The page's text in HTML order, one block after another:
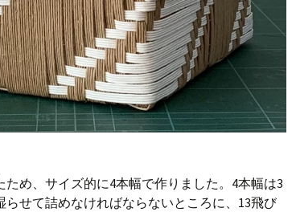
め、サイズ的に4本幅で作りました。4本幅は3
せて詰めなければならないところに、13飛び